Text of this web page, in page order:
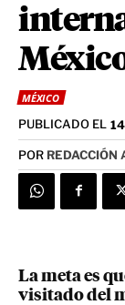
MÉXICO
PUBLICADO EL
POR REDACCIÓN
La meta es
visitado del